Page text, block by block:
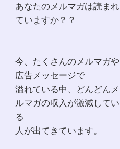
あなたのメルマガは読まれ
ていますか？？
今、たくさんのメルマガや
広告メッセージで
溢れている中、どんどんメ
ルマガの収入が激減してい
る
人が出てきています。